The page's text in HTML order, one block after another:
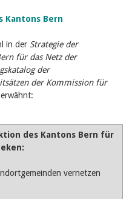
Kantons Bern
in der Strategie der
für das Netz der
der
der Kommission für
des Kantons Bern für
vernetzen